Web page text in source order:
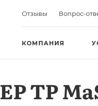
Отзывы Вопрос-
КОМПАНИЯ
TP